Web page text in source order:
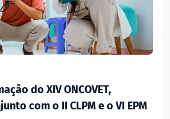
do XIV ONCOVET,
com o II CLPM e o VI EPM